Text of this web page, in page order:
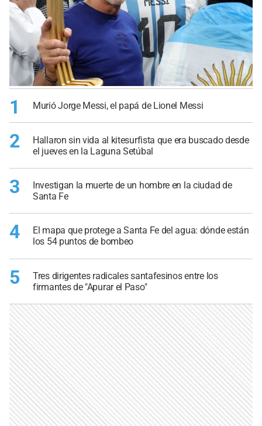
1 Murió Jorge Messi, el papá de Lionel Messi
2
Hallaron sin vida al kitesurfista que era buscado desde
el jueves en la Laguna Setúbal
3
Investigan la muerte de un hombre en la ciudad de
Santa Fe
4
El mapa que protege a Santa Fe del agua: dónde están
los 54 puntos de bombeo
5
Tres dirigentes radicales santafesinos entre los
firmantes de "Apurar el Paso"